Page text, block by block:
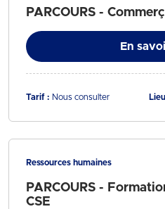
PARCOURS -
En
Tarif : Nous consulter
Ressources humaines
PARCOURS -
CSE